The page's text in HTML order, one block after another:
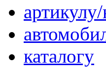
каталогу